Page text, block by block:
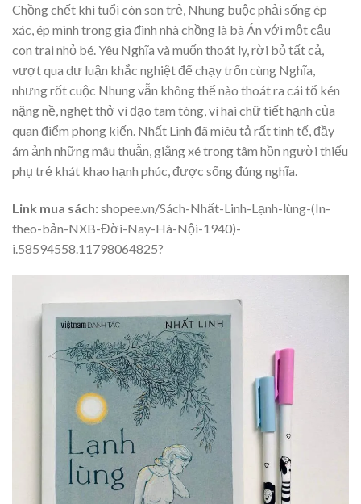
Chồng chết khi tuổi còn son trẻ, Nhung buộc phải sống ép
xác, ép mình trong gia đình nhà chồng là bà Án với một cậu
con trai nhỏ bé. Yêu Nghĩa và muốn thoát ly, rời bỏ tất cả,
vượt qua dư luận khắc nghiệt để chạy trốn cùng Nghĩa,
nhưng rốt cuộc Nhung vẫn không thể nào thoát ra cái tổ kén
nặng nề, nghẹt thở vì đạo tam tòng, vì hai chữ tiết hạnh của
quan điểm phong kiến. Nhất Linh đã miêu tả rất tinh tế, đầy
ám ảnh những mâu thuẫn, giằng xé trong tâm hồn người thiếu
phụ trẻ khát khao hạnh phúc, được sống đúng nghĩa.
Link mua sách:shopee.vn/Sách-Nhất-Linh-Lạnh-lùng-(In-
theo-bản-NXB-Đời-Nay-Hà-Nội-1940)-
i.58594558.11798064825?